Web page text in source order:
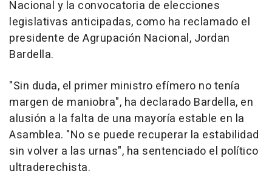
Nacional y la convocatoria de elecciones
legislativas anticipadas, como ha reclamado el
presidente de Agrupación Nacional, Jordan
Bardella.
"Sin duda, el primer ministro efímero no tenía
margen de maniobra", ha declarado Bardella, en
alusión a la falta de una mayoría estable en la
Asamblea. "No se puede recuperar la estabilidad
sin volver a las urnas", ha sentenciado el político
ultraderechista.